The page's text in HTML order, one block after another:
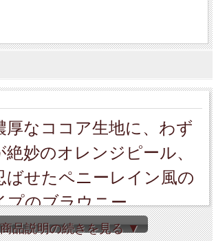
厚なココア生地に、わず
妙のオレンジピール、
ばせたペニーレイン風の
プのブラウニー。
やしても美味しく召し上
品説明の続きを見る ▼